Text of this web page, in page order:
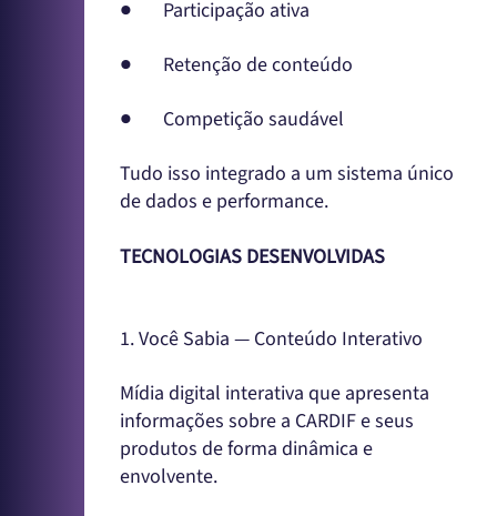
● Participação ativa
● Retenção de conteúdo
● Competição saudável
Tudo isso integrado a um sistema único
de dados e performance.
TECNOLOGIAS DESENVOLVIDAS
1. Você Sabia — Conteúdo Interativo
Mídia digital interativa que apresenta
informações sobre a CARDIF e seus
produtos de forma dinâmica e
envolvente.